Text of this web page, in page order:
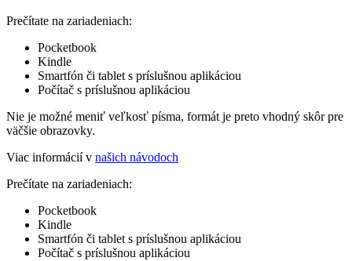
Prečítate na zariadeniach:
Pocketbook
Kindle
Smartfón či tablet s príslušnou aplikáciou
Počítač s príslušnou aplikáciou
Nie je možné meniť veľkosť písma, formát je preto vhodný skôr pre
väčšie obrazovky.
Viac informácií v našich návodoch
Prečítate na zariadeniach:
Pocketbook
Kindle
Smartfón či tablet s príslušnou aplikáciou
Počítač s príslušnou aplikáciou